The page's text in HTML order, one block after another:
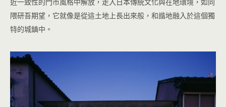
隈研吾期望，它就像是從這土地上長出來般，和諧地融入於這個獨
特的城鎮中。